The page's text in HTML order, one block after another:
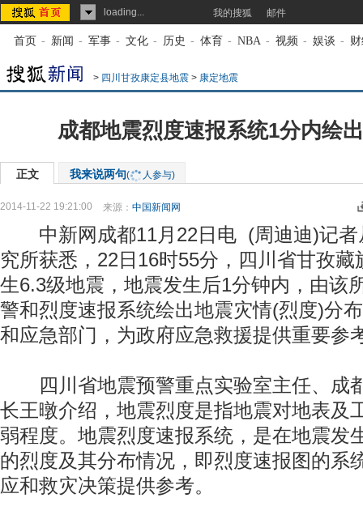
loading... 我的搜狐 邮件
首页 - 新闻 - 军事 - 文化 - 历史 - 体育 - NBA - 视频 - 娱谈 -
> 四川甘孜康定县地震 > 康定地震
成都地震烈度速报系统1分内绘
正文 我来说两句( 人参与)
2014-11-22 19:21:00 来源： 中国新闻网
中新网成都11月22日电 (周迪迪)记者
究所获悉，22日16时55分，四川省甘孜
生6.3级地震，地震发生后1分钟内，由该
警和烈度速报系统绘出地震灾情(烈度)分
和应急部门，为政府应急救援提供重要参
四川省地震预警重点实验室主任、成
长王暾介绍，地震烈度是指地震对地表及
弱程度。地震烈度速报系统，是在地震发
的烈度及其分布情况，即烈度速报图的系
应和救灾决策提供参考。